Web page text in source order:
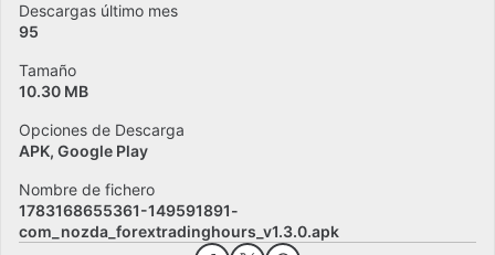
Descargas último mes
95
Tamaño
10.30 MB
Opciones de Descarga
APK, Google Play
Nombre de fichero
1783168655361-149591891-
com_nozda_forextradinghours_v1.3.0.apk